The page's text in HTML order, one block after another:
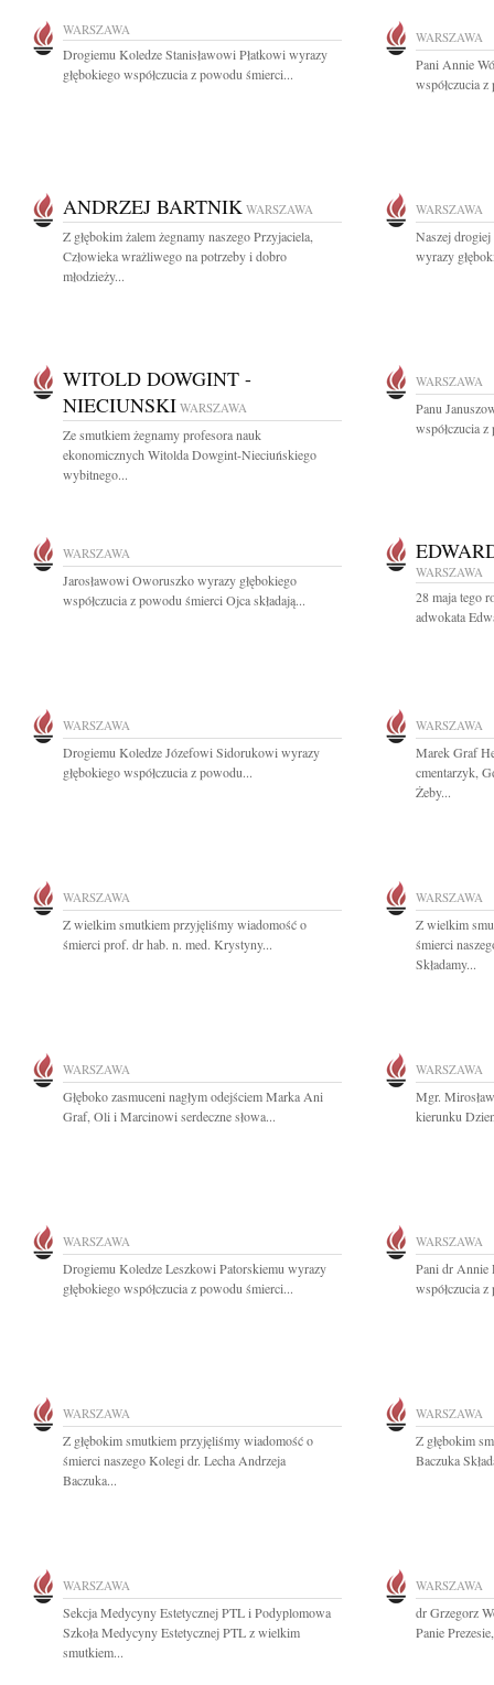
WARSZAWA
Drogiemu Koledze Stanisławowi Płatkowi wyrazy
głębokiego współczucia z powodu śmierci...
WARSZAWA
Pani Annie
współczucia
ANDRZEJ BARTNIK WARSZAWA
Z głębokim żalem żegnamy naszego Przyjaciela,
Człowieka wrażliwego na potrzeby i dobro
młodzieży...
WARSZAWA
Naszej
wyrazy
WITOLD DOWGINT -
NIECIUNSKI WARSZAWA
Ze smutkiem żegnamy profesora nauk
ekonomicznych Witolda Dowgint-Nieciuńskiego
wybitnego...
WARSZAWA
Panu
współczucia
WARSZAWA
Jarosławowi Oworuszko wyrazy głębokiego
współczucia z powodu śmierci Ojca składają...
WARSZAWA
28 maja tego
adwokata
WARSZAWA
Drogiemu Koledze Józefowi Sidorukowi wyrazy
głębokiego współczucia z powodu...
WARSZAWA
Marek Graf
cmentarzyk,
Żeby...
WARSZAWA
Z wielkim smutkiem przyjęliśmy wiadomość o
śmierci prof. dr hab. n. med. Krystyny...
WARSZAWA
Z wielkim
śmierci
Składamy...
WARSZAWA
Głęboko zasmuceni nagłym odejściem Marka Ani
Graf, Oli i Marcinowi serdeczne słowa...
WARSZAWA
Mgr.
kierunku
WARSZAWA
Drogiemu Koledze Leszkowi Patorskiemu wyrazy
głębokiego współczucia z powodu śmierci...
WARSZAWA
Pani dr Annie
współczucia
WARSZAWA
Z głębokim smutkiem przyjęliśmy wiadomość o
śmierci naszego Kolegi dr. Lecha Andrzeja
Baczuka...
WARSZAWA
Z głębokim
Baczuka
WARSZAWA
Sekcja Medycyny Estetycznej PTL i Podyplomowa
Szkoła Medycyny Estetycznej PTL z wielkim
smutkiem...
WARSZAWA
dr Grzegorz
Panie